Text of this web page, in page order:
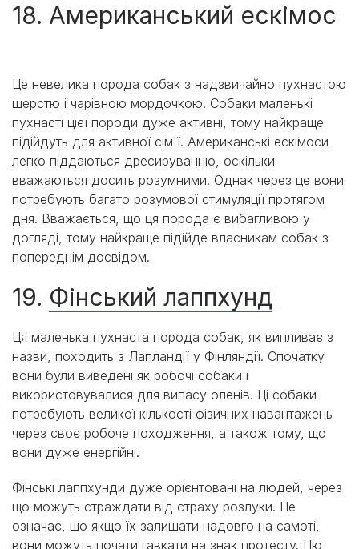
18. Американський ескімос
Це невелика порода собак з надзвичайно пухнастою
шерстю і чарівною мордочкою. Собаки маленькі
пухнасті цієї породи дуже активні, тому найкраще
підійдуть для активної сім'ї. Американські ескімоси
легко піддаються дресируванню, оскільки
вважаються досить розумними. Однак через це вони
потребують багато розумової стимуляції протягом
дня. Вважається, що ця порода є вибагливою у
догляді, тому найкраще підійде власникам собак з
попереднім досвідом.
19. Фінський лаппхунд
Ця маленька пухнаста порода собак, як випливає з
назви, походить з Лапландії у Фінляндії. Спочатку
вони були виведені як робочі собаки і
використовувалися для випасу оленів. Ці собаки
потребують великої кількості фізичних навантажень
через своє робоче походження, а також тому, що
вони дуже енергійні.
Фінські лаппхунди дуже орієнтовані на людей, через
що можуть страждати від страху розлуки. Це
означає, що якщо їх залишати надовго на самоті,
вони можуть почати гавкати на знак протесту. Цю